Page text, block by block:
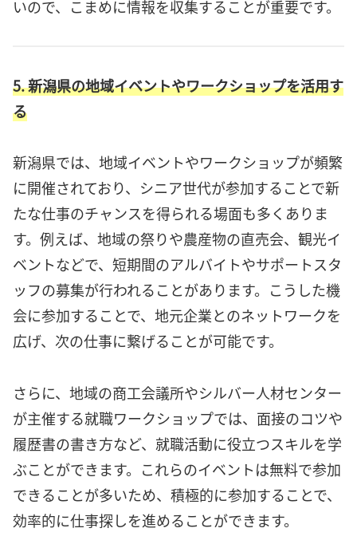
いので、こまめに情報を収集することが重要です。
5. 新潟県の地域イベントやワークショップを活用す
る
新潟県では、地域イベントやワークショップが頻繁
に開催されており、シニア世代が参加することで新
たな仕事のチャンスを得られる場面も多くありま
す。例えば、地域の祭りや農産物の直売会、観光イ
ベントなどで、短期間のアルバイトやサポートスタ
ッフの募集が行われることがあります。こうした機
会に参加することで、地元企業とのネットワークを
広げ、次の仕事に繋げることが可能です。
さらに、地域の商工会議所やシルバー人材センター
が主催する就職ワークショップでは、面接のコツや
履歴書の書き方など、就職活動に役立つスキルを学
ぶことができます。これらのイベントは無料で参加
できることが多いため、積極的に参加することで、
効率的に仕事探しを進めることができます。